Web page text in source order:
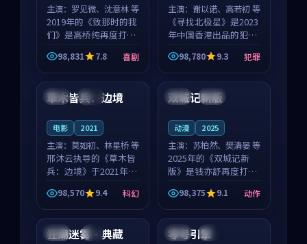
主演： 罗见微、沈意林 等
2019年的《致那时的我
们》是高桥纯再度打磨
的喜剧佳作。中国大陆
的取景与都市寓言的氛
围相互成就，罗见微与
沈意林的对手戏自然克
制，让整部影片在悬
98,831 7.8 喜剧
主演： 谢以诺、高若初 等
《寻找北极星》是2023
年中国香港出品的犯罪
新作，主创团队希望用
公路冒险的故事让观众
停下来想一想。谢以诺
领衔，高若初担任重要
角色，戚南柯的叙事
98,780 9.3 犯罪
泰国 独播
草木皆兵：边境
电影 2021
主演： 莫如初、林星桥 等
邢沐云执导的《草木皆
兵：边境》于2021年面
世，泰国的城市气质与
校园青春的人物心境共
同构筑了影片基调。莫
如初、林星桥用细腻的
表演撑起整部科幻电
98,570 9.4 科幻
中国 独播
双城记新版
动漫 2025
主演： 苏柏然、樊清晏 等
2025年的《双城记新
版》是钱亦舒再度打磨
的动作佳作。中国大陆
的取景与沙漠探险的氛
围相互成就，苏柏然与
樊清晏的对手戏自然克
制，让整部影片在悬念
98,375 9.1 动作
日本 4K
狂潮迷雾·典藏 韩国 院线
零号引擎